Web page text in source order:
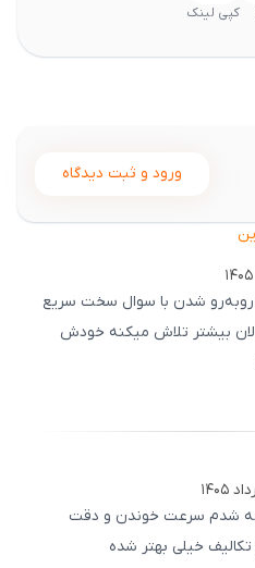
کپی لینک
ورود و ثبت دیدگاه
روبه‌رو شدن با سوال سخت سریع
بیشتر تلاش میکنه خودش
شدم سرعت خوندن و دقت
تکالیف خیلی بهتر شده